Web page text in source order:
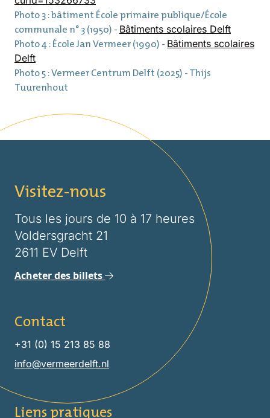
Photo 3 : bâtiment École primaire publique/École
communale n° 3 (1950) - Bâtiments scolaires Delft
Photo 4 : École Jan Vermeer (1990) - Bâtiments scolaires
Delft
Photo 5 : Vermeer Centrum Delft (2025) - Thijs
Tuurenhout
Visitez-nous
Tous les jours de 10 à 17 heures
Voldersgracht 21
2611 EV Delft
Acheter des billets
Contact
+31 (0) 15 213 85 88
info@vermeerdelft.nl
Liens pratiques